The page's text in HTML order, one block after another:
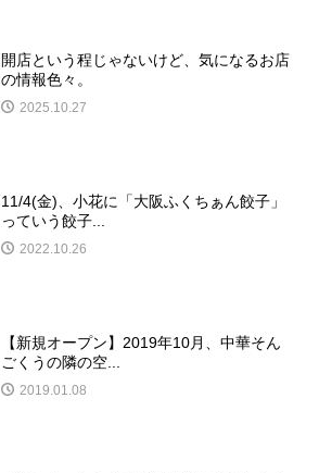
開店という程じゃないけど、気になるお店
の情報色々。
2025.10.27
11/4(金)、小花に「大阪ふくちぁん餃子」
っていう餃子...
2022.10.26
【新規オープン】2019年10月、中華そん
ごくうの隣の空...
2019.01.08